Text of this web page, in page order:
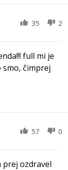
35 2
full mi je
smo, čimprej
57 0
prej ozdravel